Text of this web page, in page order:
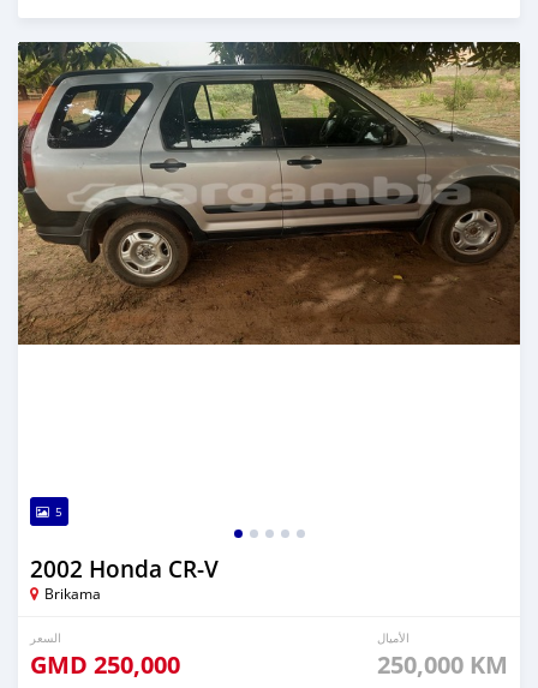
تم النشر منذ ما يقرب من سنتين مضت
5
2002 Honda CR-V
Brikama
السعر
GMD 250,000
الأميال
250,000 KM